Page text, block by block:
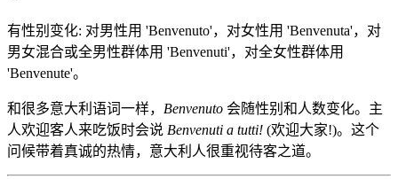
有性别变化: 对男性用 'Benvenuto'，对女性用 'Benvenuta'，对
男女混合或全男性群体用 'Benvenuti'，对全女性群体用
'Benvenute'。
和很多意大利语词一样， Benvenuto 会随性别和人数变化。主
人欢迎客人来吃饭时会说 Benvenuti a tutti! (欢迎大家!)。这个
问候带着真诚的热情，意大利人很重视待客之道。